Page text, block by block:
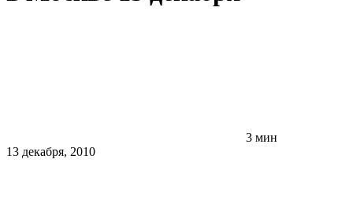
3 мин
13 декабря, 2010